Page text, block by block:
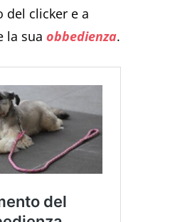
del clicker e a
la suaobbedienza.